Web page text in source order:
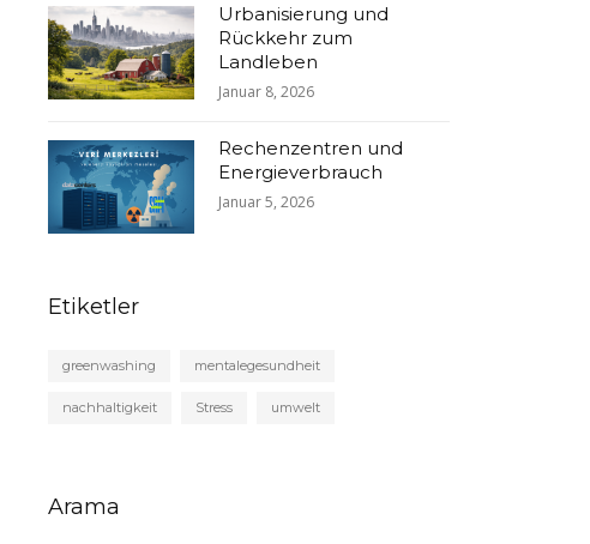
Urbanisierung und
Rückkehr zum
Landleben
Januar 8, 2026
Rechenzentren und
Energieverbrauch
Januar 5, 2026
Etiketler
greenwashing mentalegesundheit
nachhaltigkeit Stress umwelt
Arama